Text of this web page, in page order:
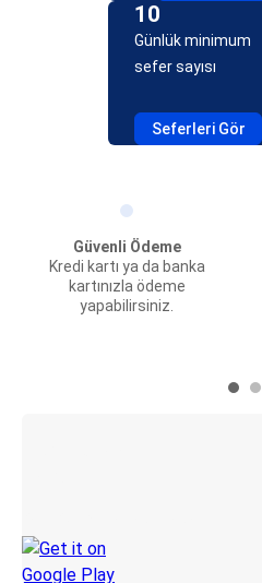
10
Günlük minimum
sefer sayısı
Seferleri Gör
Güvenli Ödeme
Kredi kartı ya da banka
kartınızla ödeme
yapabilirsiniz.